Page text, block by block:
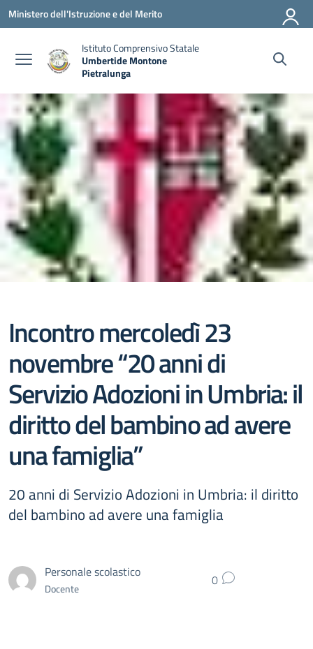
Vai ai contenuti
Vai al menu di navigazione
Vai al footer
Ministero dell'Istruzione e del Merito
Istituto Comprensivo Statale
Umbertide Montone
Pietralunga
Incontro mercoledì 23
novembre “20 anni di
Servizio Adozioni in Umbria: il
diritto del bambino ad avere
una famiglia”
20 anni di Servizio Adozioni in Umbria: il diritto
del bambino ad avere una famiglia
Personale scolastico
Docente 0